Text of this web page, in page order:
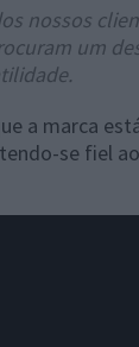
nossos
um
a marca
se fiel ao